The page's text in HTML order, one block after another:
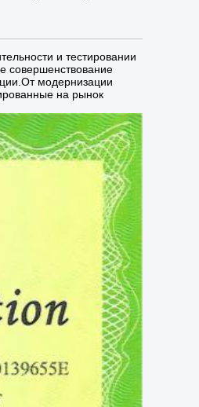
и тестировании
совершенствование
модернизации
на рынок